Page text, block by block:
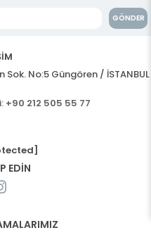
GÖNDER
No:5 Güngören / İSTANBUL
+90 212 505 55 77
EDİN